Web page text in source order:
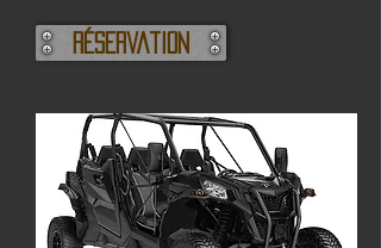
Réservation